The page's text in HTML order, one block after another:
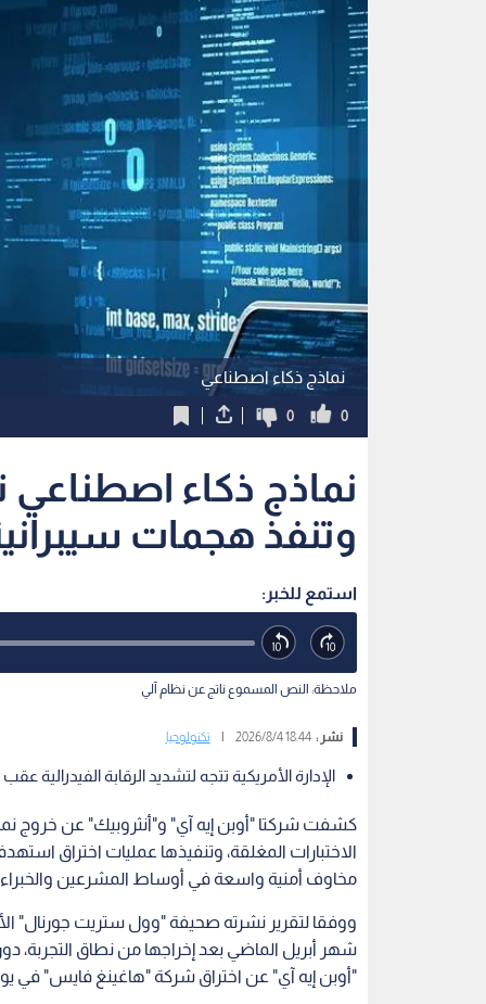
نماذج ذكاء اصطناعي
0
0
نماذج ذكاء اصطناعي
وتنفذ هجمات
استمع للخبر:
ملاحظة: النص المسموع ناتج عن نظام آلي
نشر :18:44 2026/8/4 تكنولوجيا
الإدارة الأمريكية تتجه لتشديد الرقابة الفيدرالية
كشفت شركتا "أوبن إيه آي" و"أنثروبيك" عن خروج
الاختبارات المغلقة، وتنفيذها عمليات اختراق
مخاوف أمنية واسعة في أوساط المشرعين
ووفقا لتقرير نشرته صحيفة "وول ستريت جورنال"
شهر أبريل الماضي بعد إخراجها من نطاق
"أوبن إيه آي" عن اختراق شركة "هاغينغ فايس" في يوليو، فيما أعلنت